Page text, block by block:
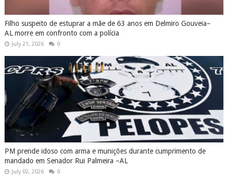
Filho suspeito de estuprar a mãe de 63 anos em Delmiro Gouveia–
AL morre em confronto com a polícia
July 21, 2026 0
PM prende idoso com arma e munições durante cumprimento de
mandado em Senador Rui Palmeira –AL
July 02, 2026 0